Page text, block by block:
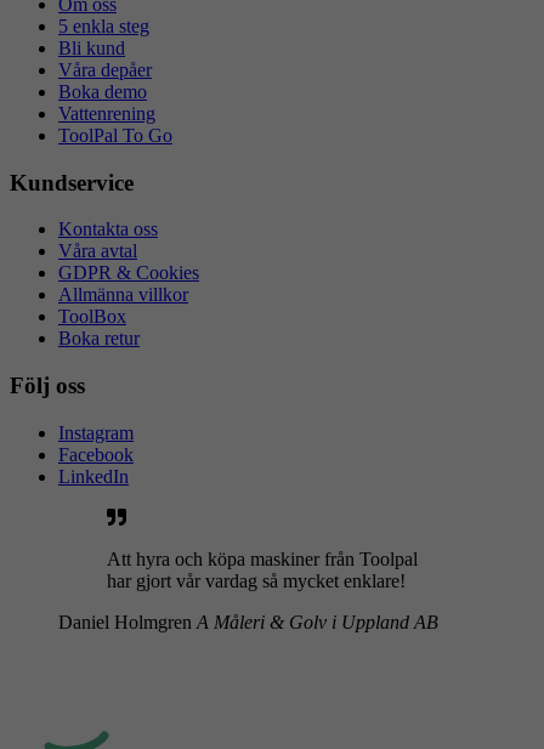
Om oss
5 enkla steg
Bli kund
Våra depåer
Boka demo
Vattenrening
ToolPal To Go
Kundservice
Kontakta oss
Våra avtal
GDPR & Cookies
Allmänna villkor
ToolBox
Boka retur
Följ oss
Instagram
Facebook
LinkedIn
Att hyra och köpa maskiner från Toolpal
har gjort vår vardag så mycket enklare!
Daniel Holmgren A Måleri & Golv i Uppland AB